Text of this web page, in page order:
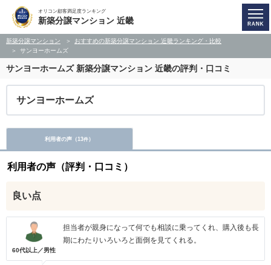
オリコン顧客満足度ランキング
新築分譲マンション 近畿
新築分譲マンション
おすすめの新築分譲マンション 近畿ランキング・比較
サンヨーホームズ
サンヨーホームズ新築分譲マンション 近畿の評判・口コミ
サンヨーホームズ
利用者の声（13件）
利用者の声（評判・口コミ）
良い点
60代以上／男性
担当者が親身になって何でも相談に乗ってくれ、購入後も長
期にわたりいろいろと面倒を見てくれる。